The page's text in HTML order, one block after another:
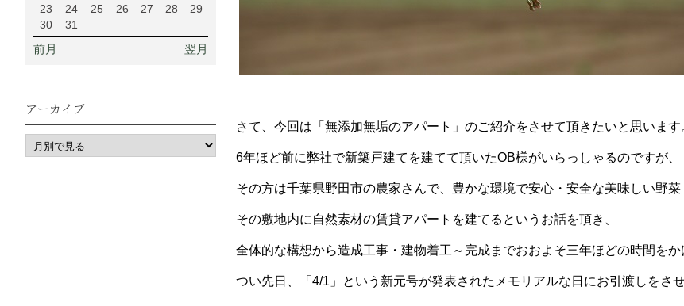
さて、今回は「無添加無垢のアパート」のご紹介をさせて頂きたいと思います
6年ほど前に弊社で新築戸建てを建てて頂いたOB様がいらっしゃるのですが、
その方は千葉県野田市の農家さんで、豊かな環境で安心・安全な美味しい野菜
その敷地内に自然素材の賃貸アパートを建てるというお話を頂き、
全体的な構想から造成工事・建物着工～完成までおおよそ三年ほどの時間をか
つい先日、「4/1」という新元号が発表されたメモリアルな日にお引渡しをさ
23
24 25 26 27 28
29
30
31
前月 翌月
アーカイブ